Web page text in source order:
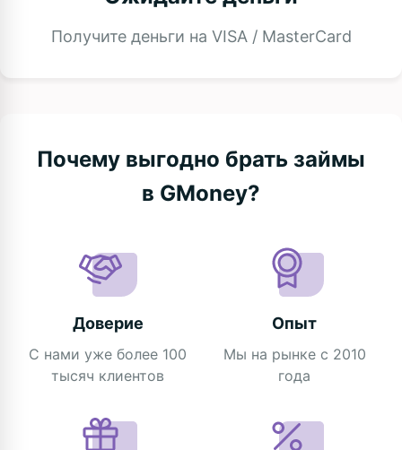
Получите деньги на VISA / MasterCard
Почему выгодно брать займы
в GMoney?
Доверие
С нами уже более 100
тысяч клиентов
Опыт
Мы на рынке с 2010
года